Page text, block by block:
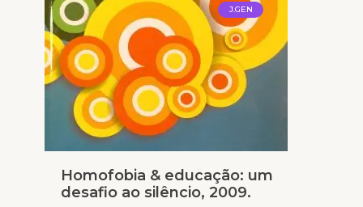
J.GEN
Homofobia & educação: um
desafio ao silêncio, 2009.